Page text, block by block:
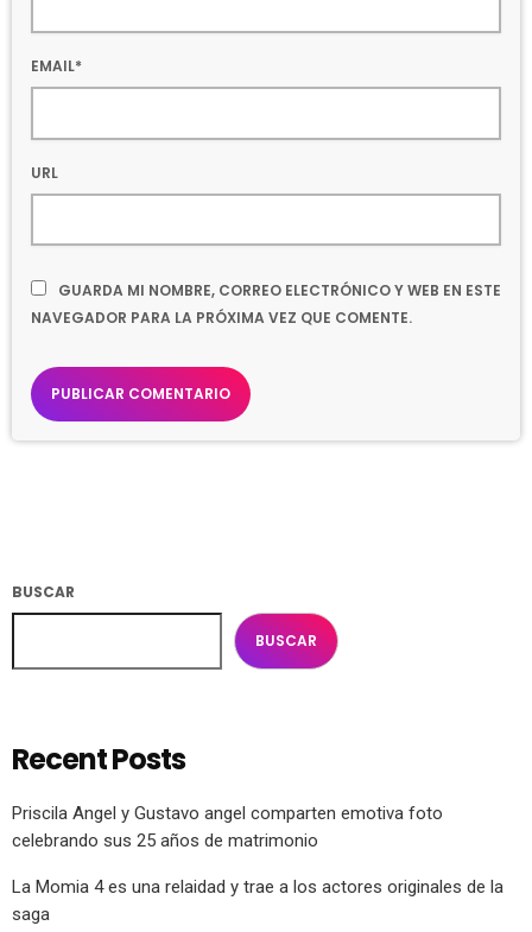
EMAIL*
URL
GUARDA MI NOMBRE, CORREO ELECTRÓNICO Y WEB EN ESTE
NAVEGADOR PARA LA PRÓXIMA VEZ QUE COMENTE.
BUSCAR
BUSCAR
Recent Posts
Priscila Angel y Gustavo angel comparten emotiva foto
celebrando sus 25 años de matrimonio
La Momia 4 es una relaidad y trae a los actores originales de la
saga